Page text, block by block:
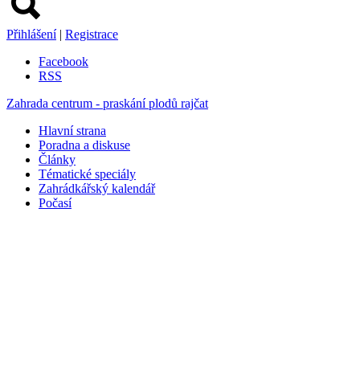
Přihlášení | Registrace
Facebook
RSS
Zahrada centrum - praskání plodů rajčat
Hlavní strana
Poradna a diskuse
Články
Tématické speciály
Zahrádkářský kalendář
Počasí